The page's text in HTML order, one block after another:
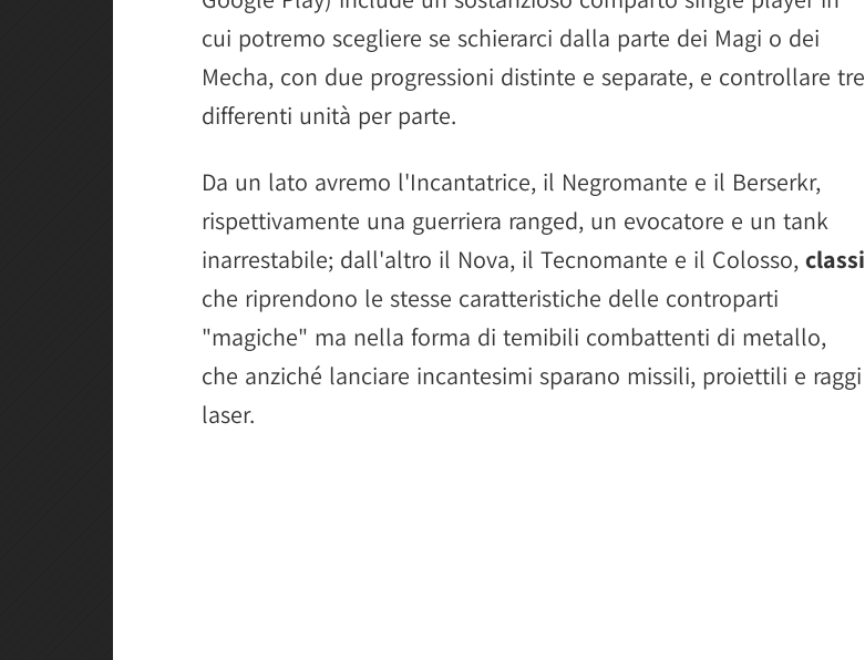
cui potremo scegliere se schierarci dalla parte dei Magi o dei
Mecha, con due progressioni distinte e separate, e controllare tre
differenti unità per parte.
Da un lato avremo l'Incantatrice, il Negromante e il Berserkr,
rispettivamente una guerriera ranged, un evocatore e un tank
inarrestabile; dall'altro il Nova, il Tecnomante e il Colosso, classi
che riprendono le stesse caratteristiche delle controparti
"magiche" ma nella forma di temibili combattenti di metallo,
che anziché lanciare incantesimi sparano missili, proiettili e raggi
laser.